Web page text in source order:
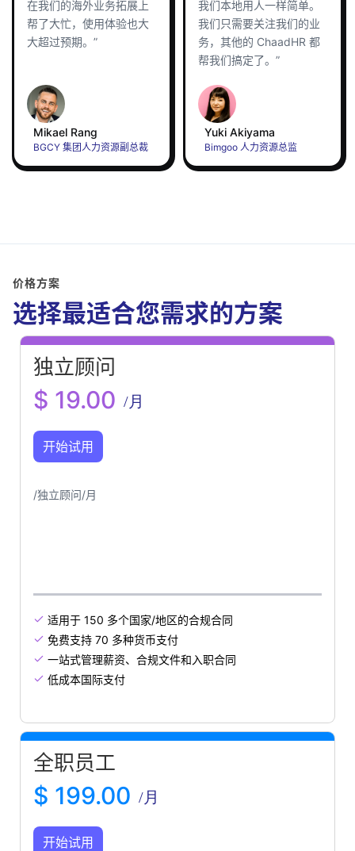
在我们的海外业务拓展上
帮了大忙，使用体验也大
大超过预期。”
Mikael Rang
BGCY 集团人力资源副总裁
我们本地用人一样简单。
我们只需要关注我们的业
务，其他的 ChaadHR 都
帮我们搞定了。”
Yuki Akiyama
Bimgoo 人力资源总监
价格方案
选择最适合您需求的方案
独立顾问
$ 19.00 /月
开始试用
/独立顾问/月
 适用于 150 多个国家/地区的合规合同
 免费支持 70 多种货币支付
 一站式管理薪资、合规文件和入职合同
 低成本国际支付
全职员工
$ 199.00 /月
开始试用